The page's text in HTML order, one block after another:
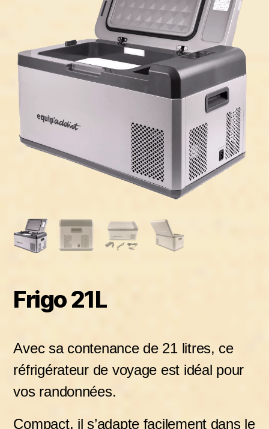
Frigo 21L
Avec sa contenance de 21 litres, ce
réfrigérateur de voyage est idéal pour
vos randonnées.
Compact, il s’adapte facilement dans le